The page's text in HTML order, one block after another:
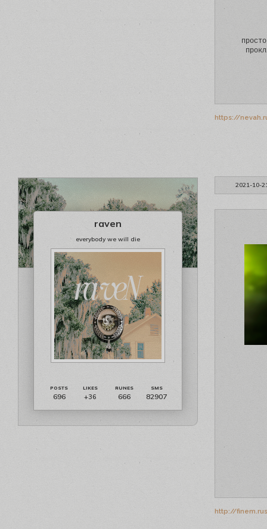
https://
2021-10-
raven
everybody we will die
696 +36 666 82907
http://